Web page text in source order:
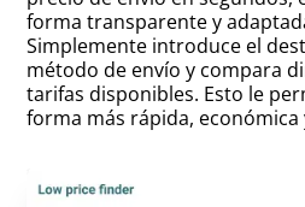
forma transparente y
Simplemente introduce el
método de envío y compara
tarifas disponibles. Esto le
forma más rápida, económica